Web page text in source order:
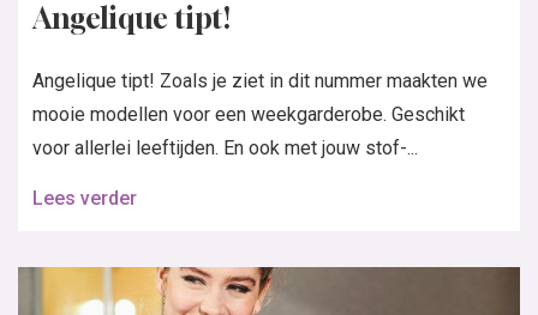
Angelique tipt!
Angelique tipt! Zoals je ziet in dit nummer maakten we
mooie modellen voor een weekgarderobe. Geschikt
voor allerlei leeftijden. En ook met jouw stof-...
Lees verder